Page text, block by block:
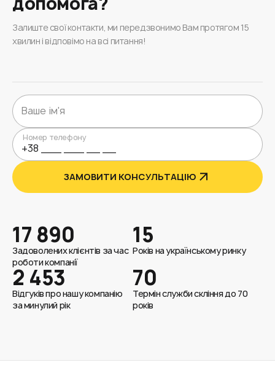
Залиште свої контакти, ми передзвонимо Вам протягом 15
хвилин і відповімо на всі питання!
Номер телефону
ЗАМОВИТИ КОНСУЛЬТАЦІЮ
17 890
Задоволених клієнтів за час
роботи компанії
15
Років на українському ринку
2 453
Відгуків про нашу компанію
за минулий рік
70
Термін служби скління до 70
років